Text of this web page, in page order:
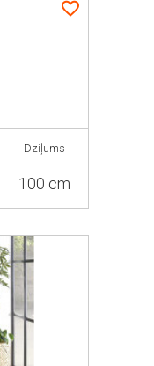
Dziļums
100 cm